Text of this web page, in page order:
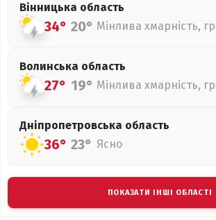
Вінницька область
34° 20° Мінлива хмарність,
Волинська область
27° 19° Мінлива хмарність,
Дніпропетровська область
36° 23° Ясно
ПОКАЗАТИ ІНШІ ОБЛАСТІ